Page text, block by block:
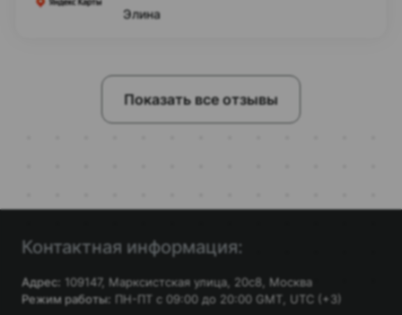
Элина
Показать все отзывы
Контактная информация:
Адрес: 109147, Марксистская улица, 20с8, Москва
Режим работы: ПН-ПТ с 09:00 до 20:00 GMT, UTC (+3)